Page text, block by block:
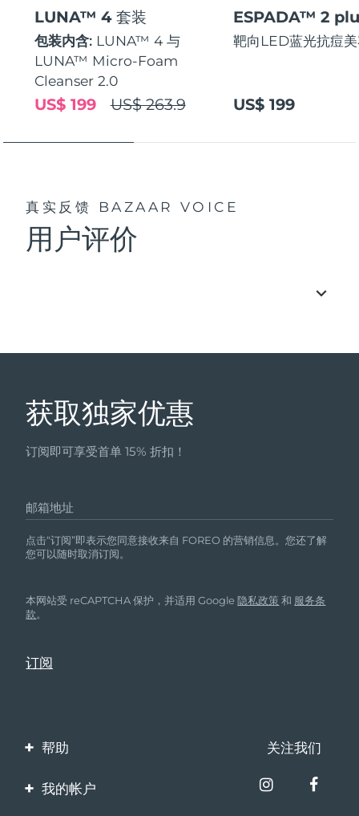
LUNA™ 4 套装
包装内含: LUNA™ 4 与
LUNA™ Micro-Foam
Cleanser 2.0
US$ 263.9
US$ 199
ESPADA™ 2
靶向LED蓝光抗痘
US$ 199
真实反馈 BAZAAR VOICE
用户评价
获取独家优惠
订阅即可享受首单 15% 折扣！
邮箱地址
点击“订阅”即表示您同意接收来自 FOREO 的营销信息。您还了解
您可以随时取消订阅。
本网站受 reCAPTCHA 保护，并适用 Google隐私政策 和 服务条
款。
帮助
联系我们
关注我们
我的帐户